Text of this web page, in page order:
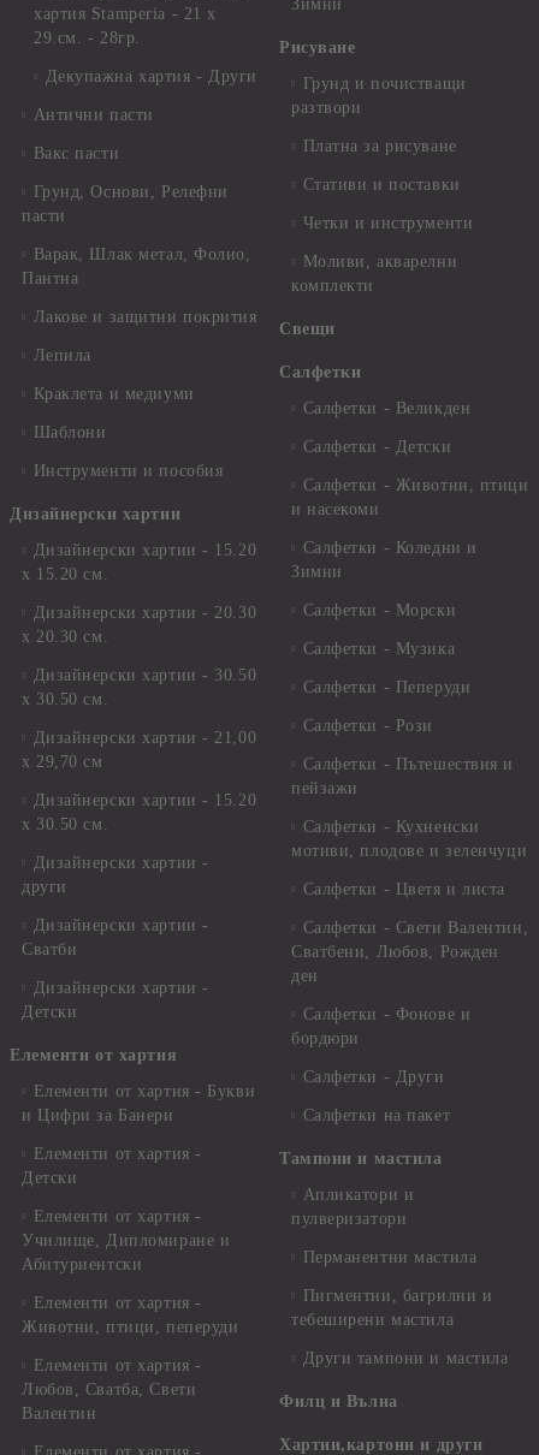
хартия Stamperia - 21 х
29.см. - 28гр.
Декупажна хартия - Други
Антични пасти
Вакс пасти
Грунд, Основи, Релефни
пасти
Варак, Шлак метал, Фолио,
Пантна
Лакове и защитни покрития
Лепила
Краклета и медиуми
Шаблони
Инструменти и пособия
Дизайнерски хартии
Дизайнерски хартии - 15.20
х 15.20 см.
Дизайнерски хартии - 20.30
х 20.30 см.
Дизайнерски хартии - 30.50
х 30.50 см.
Дизайнерски хартии - 21,00
х 29,70 см
Дизайнерски хартии - 15.20
x 30.50 см.
Дизайнерски хартии -
други
Дизайнерски хартии -
Сватби
Дизайнерски хартии -
Детски
Елементи от хартия
Елементи от хартия - Букви
и Цифри за Банери
Елементи от хартия -
Детски
Елементи от хартия -
Училище, Дипломиране и
Абитуриентски
Елементи от хартия -
Животни, птици, пеперуди
Елементи от хартия -
Любов, Сватба, Свети
Валентин
Зимни
Рисуване
Грунд и почистващи
разтвори
Платна за рисуване
Стативи и поставки
Четки и инструменти
Моливи, акварелни
комплекти
Свещи
Салфетки
Салфетки - Великден
Салфетки - Детски
Салфетки - Животни, птици
и насекоми
Салфетки - Коледни и
Зимни
Салфетки - Морски
Салфетки - Музика
Салфетки - Пеперуди
Салфетки - Рози
Салфетки - Пътешествия и
пейзажи
Салфетки - Кухненски
мотиви, плодове и зеленчуци
Салфетки - Цветя и листа
Салфетки - Свети Валентин,
Сватбени, Любов, Рожден
ден
Салфетки - Фонове и
бордюри
Салфетки - Други
Салфетки на пакет
Тампони и мастила
Апликатори и
пулверизатори
Перманентни мастила
Пигментни, багрилни и
тебеширени мастила
Други тампони и мастила
Филц и Вълна
Хартии,картони и други